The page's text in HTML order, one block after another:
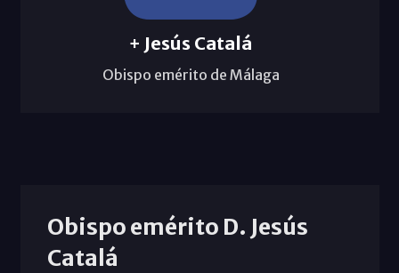
+ Jesús Catalá
Obispo emérito de Málaga
Obispo emérito D. Jesús
Catalá